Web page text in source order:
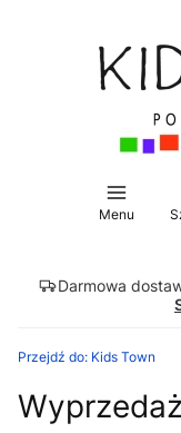
Menu
Darmowa
Przejdź do: Kids Town
Wyprzedaż